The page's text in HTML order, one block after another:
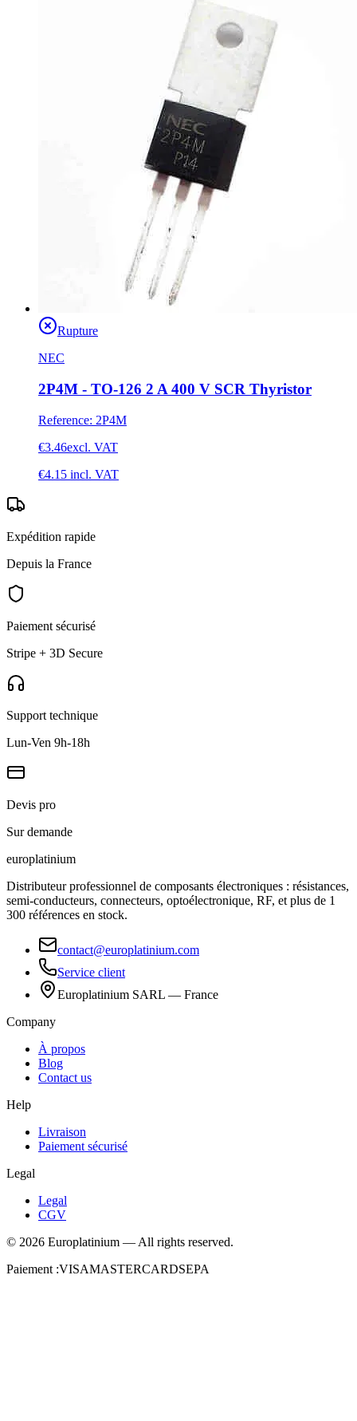
Rupture
NEC
2P4M - TO-126 2 A 400 V SCR Thyristor
Reference: 2P4M
€3.46excl. VAT
€4.15 incl. VAT
Expédition rapide
Depuis la France
Paiement sécurisé
Stripe + 3D Secure
Support technique
Lun-Ven 9h-18h
Devis pro
Sur demande
europlatinium
Distributeur professionnel de composants électroniques : résistances,
semi-conducteurs, connecteurs, optoélectronique, RF, et plus de 1
300 références en stock.
contact@europlatinium.com
Service client
Europlatinium SARL — France
Company
À propos
Blog
Contact us
Help
Livraison
Paiement sécurisé
Legal
Legal
CGV
© 2026 Europlatinium — All rights reserved.
Paiement :VISAMASTERCARDSEPA